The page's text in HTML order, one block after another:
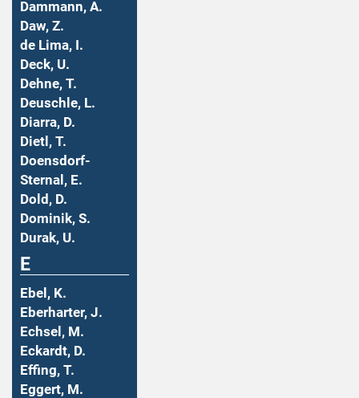
Dammann, A.
Daw, Z.
de Lima, I.
Deck, U.
Dehne, T.
Deuschle, L.
Diarra, D.
Dietl, T.
Doensdorf-
Sternal, E.
Dold, D.
Dominik, S.
Durak, U.
E
Ebel, K.
Eberharter, J.
Echsel, M.
Eckardt, D.
Effing, T.
Eggert, M.